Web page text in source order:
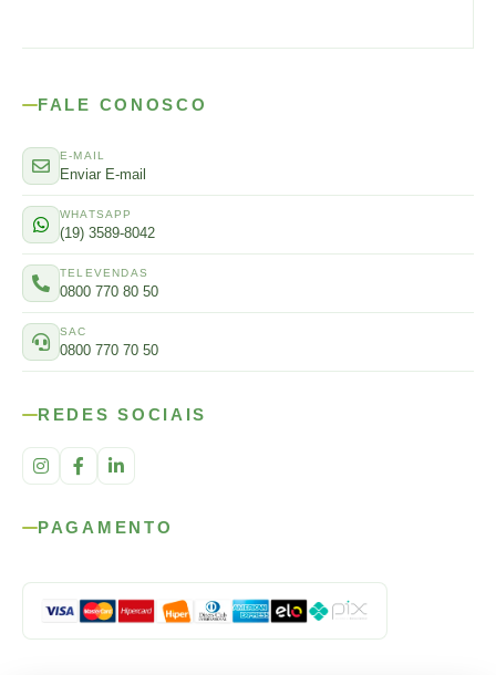
FALE CONOSCO
E-MAIL
Enviar E-mail
WHATSAPP
(19) 3589-8042
TELEVENDAS
0800 770 80 50
SAC
0800 770 70 50
REDES SOCIAIS
PAGAMENTO